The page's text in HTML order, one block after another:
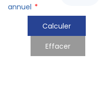
annuel *